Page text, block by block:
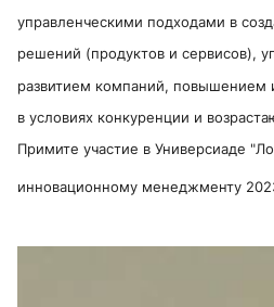
управленческими подходами в
решений (продуктов и сервисов),
развитием компаний, повышением
в условиях конкуренции и
Примите участие в Универсиаде
инновационному менеджменту